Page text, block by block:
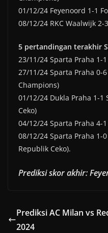
01/12/24 Feyenoord 1-1
08/12/24 RKC Waalwijk 2-
5 pertandingan terakhir
23/11/24 Sparta Praha 1-
27/11/24 Sparta Praha 0-
Champions)
01/12/24 Dukla Praha 1-1
Ceko)
04/12/24 Sparta Praha 4-
08/12/24 Sparta Praha 1-
Republik Ceko).
Prediksi skor akhir:
Prediksi AC Milan vs
2024